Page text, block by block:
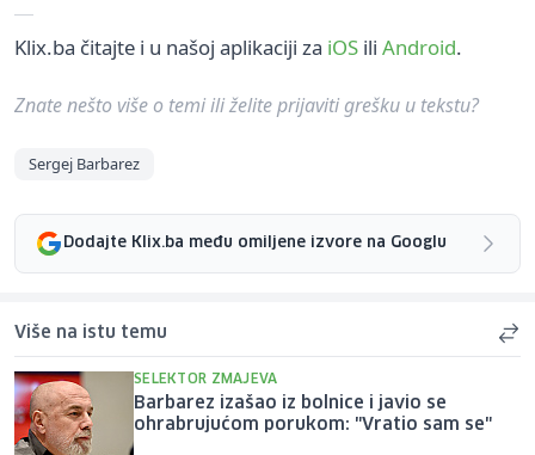
Klix.ba čitajte i u našoj aplikaciji za iOS ili Android.
Znate nešto više o temi ili želite prijaviti grešku u tekstu?
Sergej Barbarez
Dodajte Klix.ba među omiljene izvore na Googlu
Više na istu temu
SELEKTOR ZMAJEVA
Barbarez izašao iz bolnice i javio se
ohrabrujućom porukom: "Vratio sam se"